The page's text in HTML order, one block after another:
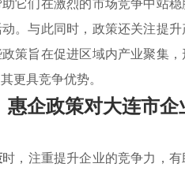
。与此同时，政策还关注提
策旨在促进区域内产业聚集
更具竞争优势。
惠企政策对大连市
时，注重提升企业的竞争力，